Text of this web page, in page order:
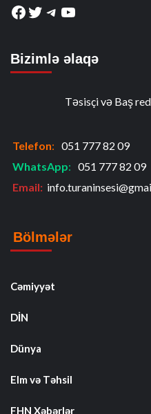
Facebook
Twitter
Telegram
YouTube
Bizimlə əlaqə
Təsisçi və Baş
Telefon: 051 777 82 09
WhatsApp: 051 777 82 09
Email:
Bölmələr
Cəmiyyət
DİN
Dünya
Elm və Təhsil
FHN Xəbərlər